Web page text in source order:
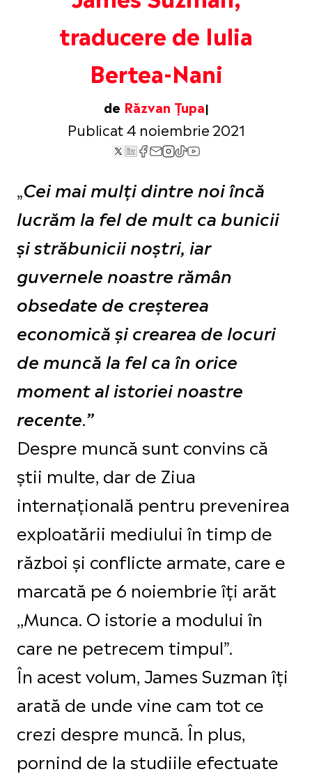
traducere de Iulia
Bertea-Nani
de Răzvan Țupa
Publicat 4 noiembrie 2021
„Cei mai mulți dintre noi încă
lucrăm la fel de mult ca bunicii
și străbunicii noștri, iar
guvernele noastre rămân
obsedate de creșterea
economică și crearea de locuri
de muncă la fel ca în orice
moment al istoriei noastre
recente.”
Despre muncă sunt convins că
știi multe, dar de Ziua
internațională pentru prevenirea
exploatării mediului în timp de
război și conflicte armate, care e
marcată pe 6 noiembrie îți arăt
,,Munca. O istorie a modului în
care ne petrecem timpul”.
În acest volum, James Suzman îți
arată de unde vine cam tot ce
crezi despre muncă. În plus,
pornind de la studiile efectuate